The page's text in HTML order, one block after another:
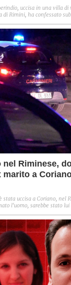
uccisa in una villa
di Rimini, ha confessato
Riminese,
marito a
stata uccisa a Coriano, nel
l'uomo, sarebbe stato